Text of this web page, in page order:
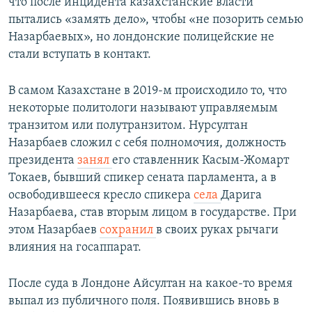
пытались «замять дело», чтобы «не позорить семью
Назарбаевых», но лондонские полицейские не
стали вступать в контакт.
В самом Казахстане в 2019-м происходило то, что
некоторые политологи называют управляемым
транзитом или полутранзитом. Нурсултан
Назарбаев сложил с себя полномочия, должность
президента занял его ставленник Касым-Жомарт
Токаев, бывший спикер сената парламента, а в
освободившееся кресло спикера села Дарига
Назарбаева, став вторым лицом в государстве. При
этом Назарбаев сохранил в своих руках рычаги
влияния на госаппарат.
После суда в Лондоне Айсултан на какое-то время
выпал из публичного поля. Появившись вновь в